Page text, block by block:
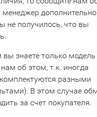
дополнительно
не получилось, что вы
вы знаете только модель
об этом, т.к. иногда
разными
В этом случае
за счет покупателя.